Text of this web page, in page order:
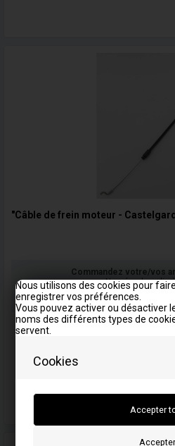
Cookies
Nous utilisons des cookies pour
enregistrer vos préférences.
Vous pouvez activer ou désactiver
noms des différents types de
servent.
"Câble de frein moteur -
Commandez votre/vos
Numéro de colis
Votre commande sera